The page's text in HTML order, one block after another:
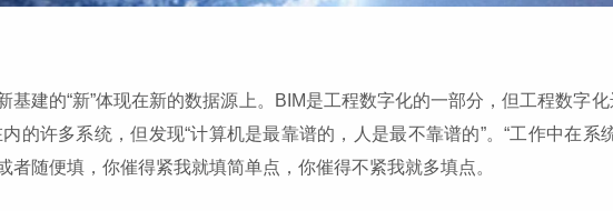
基建的“新”体现在新的数据源上。BIM是工程数字化的一部分，但工程数字
的许多系统，但发现“计算机是最靠谱的，人是最不靠谱的”。“工作中在
者随便填，你催得紧我就填简单点，你催得不紧我就多填点。